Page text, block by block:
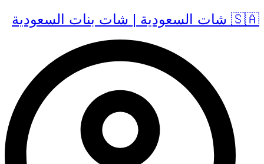
🇸🇦 شات السعودية | شات بنات السعودية